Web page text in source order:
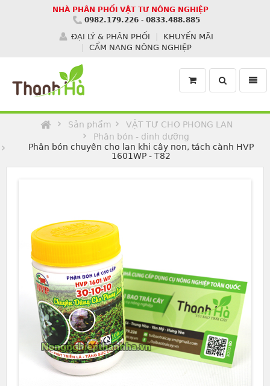
NHÀ PHÂN PHỐI VẬT TƯ NÔNG NGHIỆP
0982.179.226 - 0833.488.885
ĐẠI LÝ & PHÂN PHỐI
KHUYẾN MÃI
CẨM NANG NÔNG NGHIỆP
Toggle
search
Sản phẩm
VẬT TƯ CHO PHONG LAN
Phân bón - dinh dưỡng
Phân bón chuyên cho lan khi cây non, tách cành HVP
1601WP - T82